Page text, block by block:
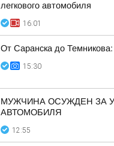
легкового автомобиля
16:01
От Саранска до
15:30
МУЖЧИНА ОСУЖДЕН ЗА
АВТОМОБИЛЯ
12:55